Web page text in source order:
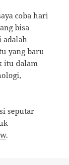
coba hari
bisa
adalah
yang baru
itu dalam
seputar
.